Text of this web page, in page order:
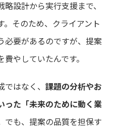
設計から実行支援まで、
。そのため、クライアント
必要があるのですが、提案
やしていたんです。
はなく、 課題の分析やお
った「未来のために動く業
でも、提案の品質を担保す